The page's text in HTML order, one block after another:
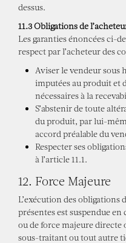
dessus.
11.3 Obligations de
Les garanties énoncées ci-
respect par l’acheteur des
Aviser le vendeur sous
imputées au produit et
nécessaires à la
S’abstenir de toute
du produit, par lui-
accord préalable du
Respecter ses
à l’article 11.1.
12. Force Majeure
L’exécution des obligations
présentes est suspendue en
ou de force majeure directe
sous-traitant ou tout autre